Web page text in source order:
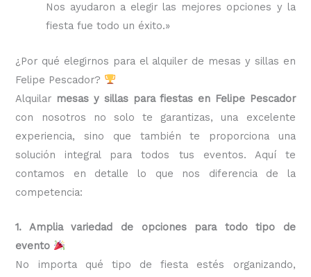
Nos ayudaron a elegir las mejores opciones y la
fiesta fue todo un éxito.»
¿Por qué elegirnos para el alquiler de mesas y sillas en
Felipe Pescador?
Alquilar mesas y sillas para fiestas en Felipe Pescador
con nosotros no solo te garantizas, una excelente
experiencia, sino que también te proporciona una
solución integral para todos tus eventos. Aquí te
contamos en detalle lo que nos diferencia de la
competencia:
1. Amplia variedad de opciones para todo tipo de
evento
No importa qué tipo de fiesta estés organizando,